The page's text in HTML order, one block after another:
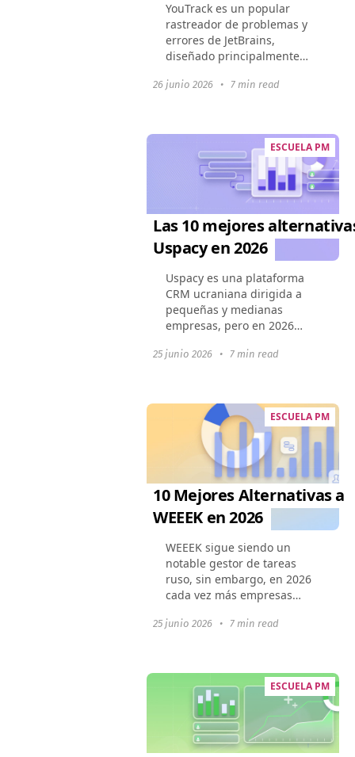
YouTrack es un popular
rastreador de problemas y
errores de JetBrains,
diseñado principalmente
equipos Ágiles. Sin
plataformas flexibles...
26 junio 2026 • 7 min read
ESCUELA PM
Las 10 mejores
Uspacy en 2026
Uspacy es una plataforma
CRM ucraniana dirigida a
pequeñas y medianas
empresas, pero en 2026
buscando productos más
En...
25 junio 2026 • 7 min read
ESCUELA PM
10 Mejores Alternativas a
WEEEK en 2026
WEEEK sigue siendo un
notable gestor de tareas
ruso, sin embargo, en 2026
cada vez más empresas
e internacional. Las
local...
25 junio 2026 • 7 min read
ESCUELA PM